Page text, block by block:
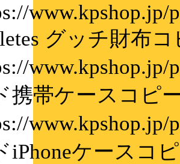
www.kpshop.jp/
グッチ財布コ
www.kpshop.jp/
携帯ケースコピ
www.kpshop.jp/
iPhoneケースコ